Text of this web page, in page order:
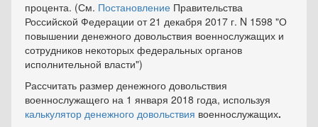
процента. (См. Постановление Правительства
Российской Федерации от 21 декабря 2017 г. N 1598 "О
повышении денежного довольствия военнослужащих и
сотрудников некоторых федеральных органов
исполнительной власти")
Рассчитать размер денежного довольствия
военнослужащего на 1 января 2018 года, используя
калькулятор денежного довольствия военнослужащих.